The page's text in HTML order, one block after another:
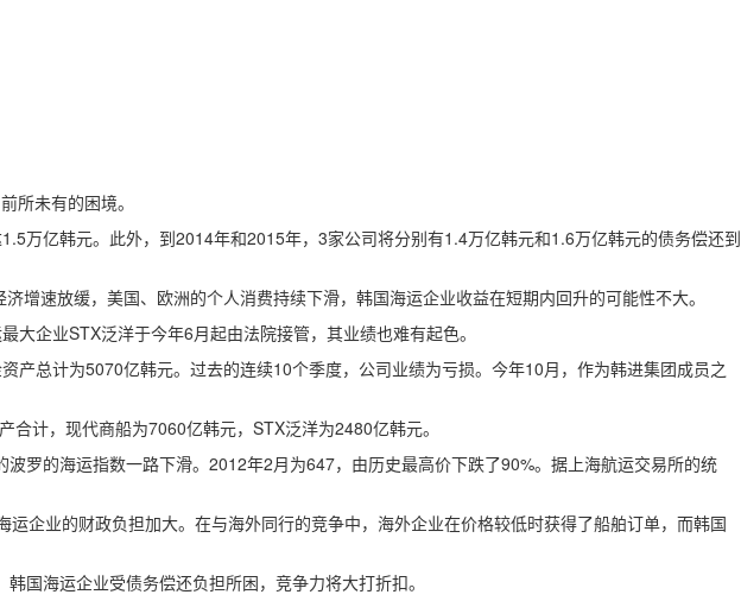
所未有的困境。
亿韩元。此外，到2014年和2015年，3家公司将分别有1.4万亿韩元和1.6万亿韩元的债务偿还到
速放缓，美国、欧洲的个人消费持续下滑，韩国海运企业收益在短期内回升的可能性不大。
企业STX泛洋于今年6月起由法院接管，其业绩也难有起色。
总计为5070亿韩元。过去的连续10个季度，公司业绩为亏损。今年10月，作为韩进集团成员之
计，现代商船为7060亿韩元，STX泛洋为2480亿韩元。
的海运指数一路下滑。2012年2月为647，由历史最高价下跌了90%。据上海航运交易所的统
业的财政负担加大。在与海外同行的竞争中，海外企业在价格较低时获得了船舶订单，而韩国
海运企业受债务偿还负担所困，竞争力将大打折扣。